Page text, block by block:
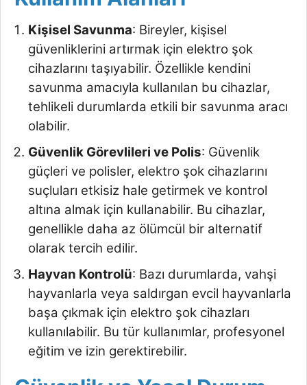
Kişisel Savunma: Bireyler, kişisel
güvenliklerini artırmak için elektro şok
cihazlarını taşıyabilir. Özellikle kendini
savunma amacıyla kullanılan bu cihazlar,
tehlikeli durumlarda etkili bir savunma aracı
olabilir.
Güvenlik Görevlileri ve Polis: Güvenlik
güçleri ve polisler, elektro şok cihazlarını
suçluları etkisiz hale getirmek ve kontrol
altına almak için kullanabilir. Bu cihazlar,
genellikle daha az ölümcül bir alternatif
olarak tercih edilir.
Hayvan Kontrolü: Bazı durumlarda, vahşi
hayvanlarla veya saldırgan evcil hayvanlarla
başa çıkmak için elektro şok cihazları
kullanılabilir. Bu tür kullanımlar, profesyonel
eğitim ve izin gerektirebilir.